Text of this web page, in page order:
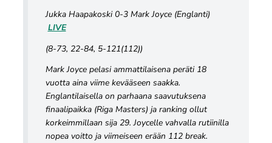
Jukka Haapakoski 0-3 Mark Joyce (Englanti)
LIVE
(8-73, 22-84, 5-121(112))
Mark Joyce pelasi ammattilaisena peräti 18
vuotta aina viime kevääseen saakka.
Englantilaisella on parhaana saavutuksena
finaalipaikka (Riga Masters) ja ranking ollut
korkeimmillaan sija 29. Joycelle vahvalla rutiinilla
nopea voitto ja viimeiseen erään 112 break.